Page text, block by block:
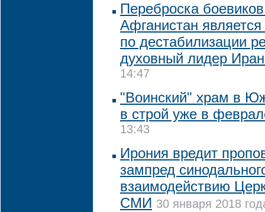
Переброска
Афганистан
по дестабилизации
духовный лидер
14:47
"Воинский" храм в
в строй уже в
13:43
Ирония вредит
зампред
взаимодействию
СМИ 30 января 2018